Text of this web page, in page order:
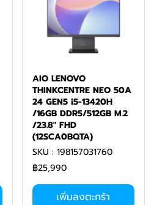
AIO LENOVO
THINKCENTRE NEO 50A
24 GEN5 i5-13420H
/16GB DDR5/512GB M.2
/23.8" FHD
(12SCA0BQTA)
SKU : 198157031760
฿25,990
เพิ่มลงตะกร้า